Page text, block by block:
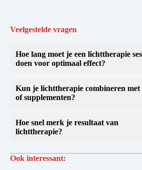
Veelgestelde vragen
Hoe lang moet je een lichttherapie
doen voor optimaal effect?
Kun je lichttherapie combineren met
of supplementen?
Hoe snel merk je resultaat van
lichttherapie?
Ook interessant: